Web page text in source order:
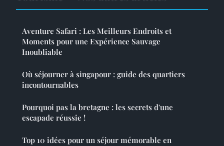
Aventure Safari : Les Meilleurs Endroits et
Moments pour une Expérience Sauvage
Inoubliable
Où séjourner à singapour : guide des quartiers
incontournables
Pourquoi pas la bretagne : les secrets d'une
escapade réussie !
Top 10 idées pour un séjour mémorable en